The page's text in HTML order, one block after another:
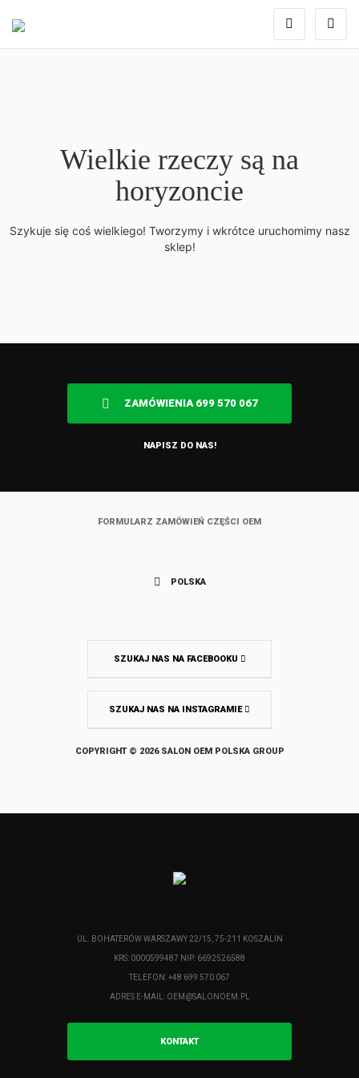
Wielkie rzeczy są na
horyzoncie
Szykuje się coś wielkiego! Tworzymy i wkrótce uruchomimy nasz
sklep!
ZAMÓWIENIA 699 570 067
NAPISZ DO NAS!
FORMULARZ ZAMÓWIEŃ CZĘŚCI OEM
POLSKA
SZUKAJ NAS NA FACEBOOKU
SZUKAJ NAS NA INSTAGRAMIE
COPYRIGHT © 2026 SALON OEM POLSKA GROUP
UL. BOHATERÓW WARSZAWY 22/15, 75-211 KOSZALIN
KRS: 0000599487 NIP: 6692526588
TELEFON: +48 699 570 067
ADRES E-MAIL: OEM@SALONOEM.PL
KONTAKT